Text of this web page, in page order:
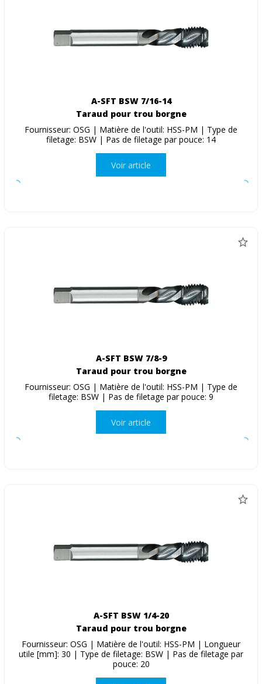
A-SFT BSW 7/16-14
Taraud pour trou borgne
Fournisseur: OSG | Matière de l'outil: HSS-PM | Type de
filetage: BSW | Pas de filetage par pouce: 14
Voir article
A-SFT BSW 7/8-9
Taraud pour trou borgne
Fournisseur: OSG | Matière de l'outil: HSS-PM | Type de
filetage: BSW | Pas de filetage par pouce: 9
Voir article
A-SFT BSW 1/4-20
Taraud pour trou borgne
Fournisseur: OSG | Matière de l'outil: HSS-PM | Longueur
utile [mm]: 30 | Type de filetage: BSW | Pas de filetage par
pouce: 20